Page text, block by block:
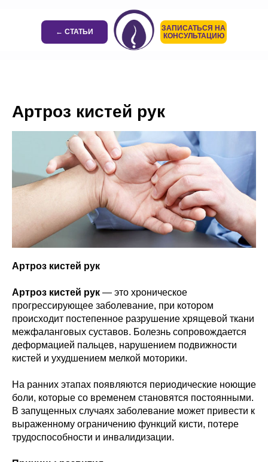
← СТАТЬИ
ЗАПИСАТЬСЯ НА
КОНСУЛЬТАЦИЮ
Артроз кистей рук
Артроз кистей рук
Артроз кистей рук — это хроническое
прогрессирующее заболевание, при котором
происходит постепенное разрушение хрящевой ткани
межфаланговых суставов. Болезнь сопровождается
деформацией пальцев, нарушением подвижности
кистей и ухудшением мелкой моторики.
На ранних этапах появляются периодические ноющие
боли, которые со временем становятся постоянными.
В запущенных случаях заболевание может привести к
выраженному ограничению функций кисти, потере
трудоспособности и инвалидизации.